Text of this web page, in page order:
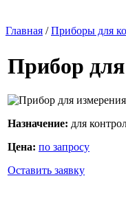
Главная /Приборы для
Прибор для
Назначение: для
Цена: по запросу
Оставить заявку